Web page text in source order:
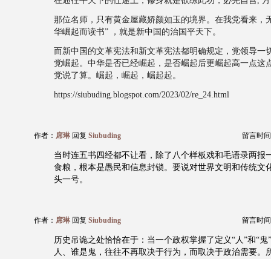
那位名师，只有黄金屋藏娇颜如玉的境界。在我党看来，
华崛起而读书” ，就是新中国的治国平天下。
而新中国的文革宪法和新文革宪法都明确规定，党领导一
党崛起。中华是否已经崛起，是否崛起后更崛起高一点这
党说了算。崛起，崛起，崛起起。
https://siubuding.blogspot.com/2023/02/re_24.html
作者： 席琳 回复 Siubuding 留言时
当时连五书四经都不让看，除了八个样板戏和毛语录两报
食粮，根本是愚民和信息封锁。要说对世界文明和传统文
头一号。
作者： 席琳 回复 Siubuding 留言时
历史吊诡之处恰恰在于：当一个政权掌握了定义“人”和“
人、谁是鬼，往往不再取决于行为，而取决于政治需要。